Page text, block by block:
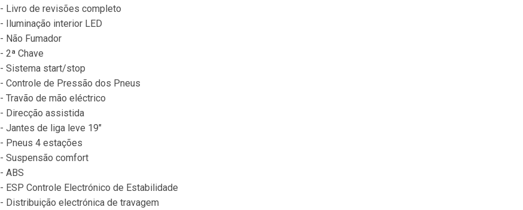
- Livro de revisões completo
- Iluminação interior LED
- Não Fumador
- 2ª Chave
- Sistema start/stop
- Controle de Pressão dos Pneus
- Travão de mão eléctrico
- Direcção assistida
- Jantes de liga leve 19"
- Pneus 4 estações
- Suspensão comfort
- ABS
- ESP Controle Electrónico de Estabilidade
- Distribuição electrónica de travagem